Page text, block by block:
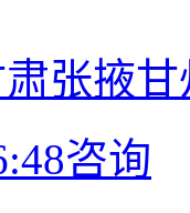
张掖
咨询